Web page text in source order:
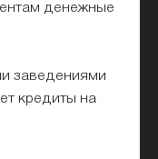
денежные
заведениями
кредиты на